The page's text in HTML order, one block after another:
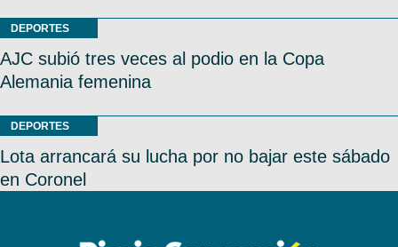
DEPORTES
AJC subió tres veces al podio en la Copa
Alemania femenina
DEPORTES
Lota arrancará su lucha por no bajar este sábado
en Coronel